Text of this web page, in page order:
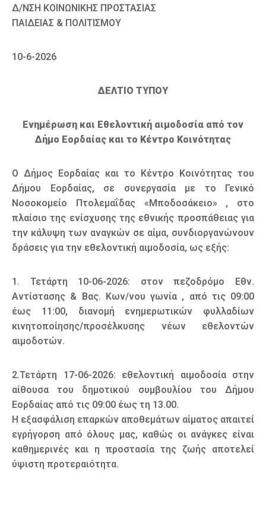
Δ/ΝΣΗ ΚΟΙΝΩΝΙΚΗΣ ΠΡΟΣΤΑΣΙΑΣ
ΠΑΙΔΕΙΑΣ & ΠΟΛΙΤΙΣΜΟΥ
10-6-2026
ΔΕΛΤΙΟ ΤΥΠΟΥ
Ενημέρωση και Εθελοντική αιμοδοσία από τον
Δήμο Εορδαίας και το Κέντρο Κοινότητας
Ο Δήμος Εορδαίας και το Κέντρο Κοινότητας του
Δήμου Εορδαίας, σε συνεργασία με το Γενικό
Νοσοκομείο Πτολεμαΐδας «Μποδοσάκειο» , στο
πλαίσιο της ενίσχυσης της εθνικής προσπάθειας για
την κάλυψη των αναγκών σε αίμα, συνδιοργανώνουν
δράσεις για την εθελοντική αιμοδοσία, ως εξής:
1. Τετάρτη 10-06-2026: στον πεζοδρόμο Εθν.
Αντίστασης & Βας. Κων/νου γωνία , από τις 09:00
έως 11:00, διανομή ενημερωτικών φυλλαδίων
κινητοποίησης/προσέλκυσης νέων εθελοντών
αιμοδοτών.
2.Τετάρτη 17-06-2026: εθελοντική αιμοδοσία στην
αίθουσα του δημοτικού συμβουλίου του Δήμου
Εορδαίας από τις 09:00 έως τη 13.00.
Η εξασφάλιση επαρκών αποθεμάτων αίματος απαιτεί
εγρήγορση από όλους μας, καθώς οι ανάγκες είναι
καθημερινές και η προστασία της ζωής αποτελεί
ύψιστη προτεραιότητα.